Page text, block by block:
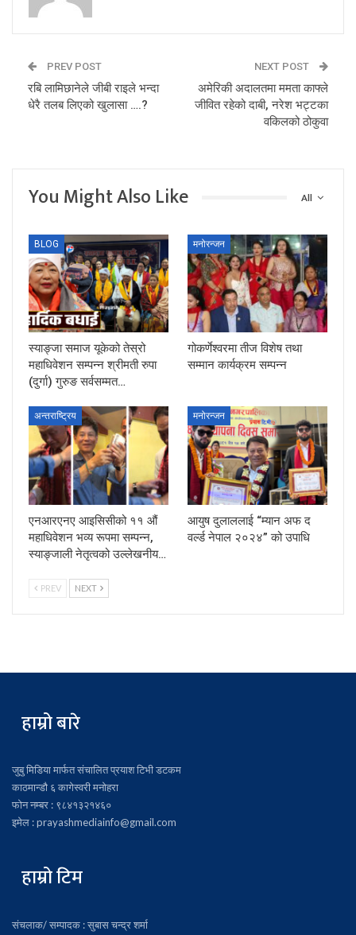
PREV POST
रबि लामिछानेले जीबी राइले भन्दा
धेरै तलब लिएको खुलासा ….?
NEXT POST
अमेरिकी अदालतमा ममता काफ्ले
जीवित रहेको दाबी, नरेश भट्टका
वकिलको ठोकुवा
All
You Might Also Like
BLOG
स्याङ्जा समाज यूकेको तेस्रो
महाधिवेशन सम्पन्न श्रीमती रुपा
(दुर्गा) गुरुङ सर्वसम्मत…
मनोरन्जन
गोकर्णेश्वरमा तीज विशेष तथा
सम्मान कार्यक्रम सम्पन्न
अन्तराष्ट्रिय
एनआरएनए आइसिसीको ११ औं
महाधिवेशन भव्य रूपमा सम्पन्न,
स्याङ्जाली नेतृत्वको उल्लेखनीय…
मनोरन्जन
आयुष दुलाललाई “म्यान अफ द
वर्ल्ड नेपाल २०२४” को उपाधि
PREV NEXT
हाम्रो बारे
जुबु मिडिया मार्फत संचालित प्रयाश टिभी डटकम
काठमान्डौ ६ कागेस्वरी मनोहरा
फोन नम्बर : ९८४१३२१४६०
इमेल : prayashmediainfo@gmail.com
हाम्रो टिम
संचलाक/ सम्पादक : सुबास चन्द्र शर्मा